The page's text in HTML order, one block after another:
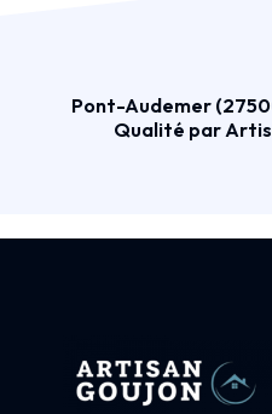
Pont-Audemer
Qualité par